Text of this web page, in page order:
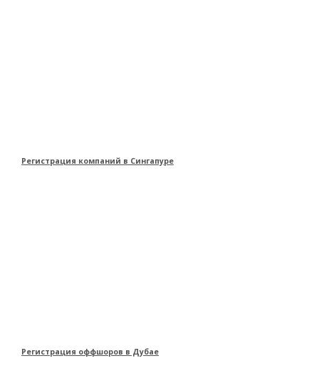
Регистрация компаний в Сингапуре
Регистрация оффшоров в Дубае